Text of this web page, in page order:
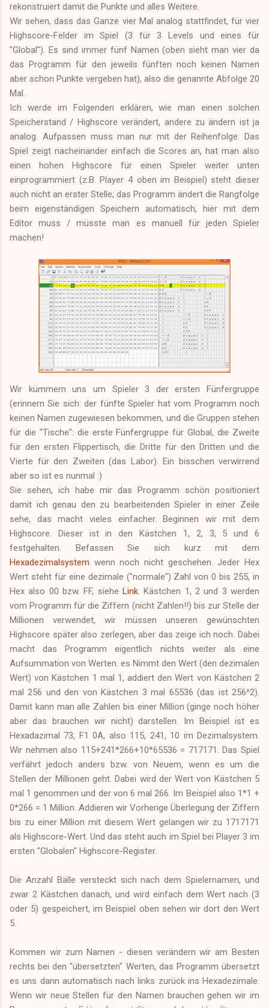
rekonstruiert damit die Punkte und alles Weitere.
Wir sehen, dass das Ganze vier Mal analog stattfindet, für vier
Highscore-Felder im Spiel (3 für 3 Levels und eines für
"Global"). Es sind immer fünf Namen (oben sieht man vier da
das Programm für den jeweils fünften noch keinen Namen
aber schon Punkte vergeben hat), also die genannte Abfolge 20
Mal.
Ich werde im Folgenden erklären, wie man einen solchen
Speicherstand / Highscore verändert, andere zu ändern ist ja
analog. Aufpassen muss man nur mit der Reihenfolge: Das
Spiel zeigt nacheinander einfach die Scores an, hat man also
einen hohen Highscore für einen Spieler weiter unten
einprogrammiert (z.B. Player 4 oben im Beispiel) steht dieser
auch nicht an erster Stelle; das Programm ändert die Rangfolge
beim eigenständigen Speichern automatisch, hier mit dem
Editor muss / müsste man es manuell für jeden Spieler
machen!
Wir kümmern uns um Spieler 3 der ersten Fünfergruppe
(erinnern Sie sich: der fünfte Spieler hat vom Programm noch
keinen Namen zugewiesen bekommen, und die Gruppen stehen
für die "Tische": die erste Fünfergruppe für Global, die Zweite
für den ersten Flippertisch, die Dritte für den Dritten und die
Vierte für den Zweiten (das Labor). Ein bisschen verwirrend
aber so ist es nunmal :)
Sie sehen, ich habe mir das Programm schön positioniert
damit ich genau den zu bearbeitenden Spieler in einer Zeile
sehe, das macht vieles einfacher. Beginnen wir mit dem
Highscore. Dieser ist in den Kästchen 1, 2, 3, 5 und 6
festgehalten. Befassen Sie sich kurz mit dem
Hexadezimalsystem wenn noch nicht geschehen. Jeder Hex
Wert steht für eine dezimale ("normale") Zahl von 0 bis 255, in
Hex also 00 bzw. FF, siehe Link . Kästchen 1, 2 und 3 werden
vom Programm für die Ziffern (nicht Zahlen!!) bis zur Stelle der
Millionen verwendet, wir müssen unseren gewünschten
Highscore später also zerlegen, aber das zeige ich noch. Dabei
macht das Programm eigentlich nichts weiter als eine
Aufsummation von Werten. es Nimmt den Wert (den dezimalen
Wert) von Kästchen 1 mal 1, addiert den Wert von Kästchen 2
mal 256 und den von Kästchen 3 mal 65536 (das ist 256^2).
Damit kann man alle Zahlen bis einer Million (ginge noch höher
aber das brauchen wir nicht) darstellen. Im Beispiel ist es
Hexadazimal 73, F1 0A, also 115, 241, 10 im Dezimalsystem.
Wir nehmen also 115+241*266+10*65536 = 717171. Das Spiel
verfährt jedoch anders bzw. von Neuem, wenn es um die
Stellen der Millionen geht. Dabei wird der Wert von Kästchen 5
mal 1 genommen und der von 6 mal 266. Im Beispiel also 1*1 +
0*266 = 1 Million. Addieren wir Vorherige Überlegung der Ziffern
bis zu einer Million mit diesem Wert gelangen wir zu 1717171
als Highscore-Wert. Und das steht auch im Spiel bei Player 3 im
ersten "Globalen" Highscore-Register.
Die Anzahl Bälle versteckt sich nach dem Spielernamen, und
zwar 2 Kästchen danach, und wird einfach dem Wert nach (3
oder 5) gespeichert, im Beispiel oben sehen wir dort den Wert
5.
Kommen wir zum Namen - diesen verändern wir am Besten
rechts bei den "übersetzten" Werten, das Programm übersetzt
es uns dann automatisch nach links zurück ins Hexadezimale.
Wenn wir neue Stellen für den Namen brauchen gehen wir im